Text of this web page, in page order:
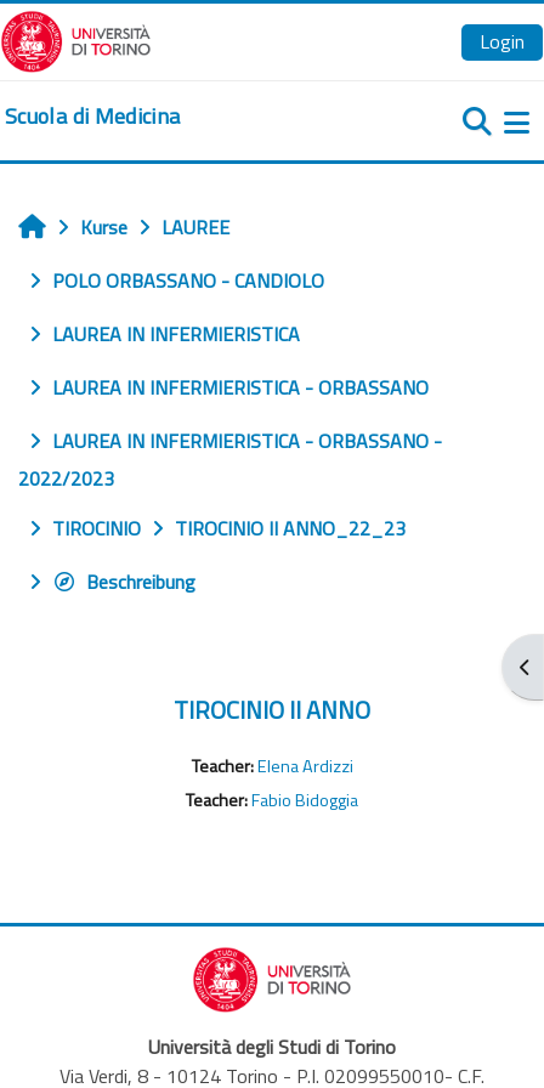
Zum Hauptinhalt
Login
Scuola di Medicina
Startseite
Kurse
LAUREE
POLO ORBASSANO - CANDIOLO
LAUREA IN INFERMIERISTICA
LAUREA IN INFERMIERISTICA - ORBASSANO
LAUREA IN INFERMIERISTICA - ORBASSANO -
2022/2023
TIROCINIO
TIROCINIO II ANNO_22_23
Beschreibung
TIROCINIO II ANNO
Teacher:Elena Ardizzi
Teacher:Fabio Bidoggia
Università degli Studi di Torino
Via Verdi, 8 - 10124 Torino - P.I. 02099550010- C.F.